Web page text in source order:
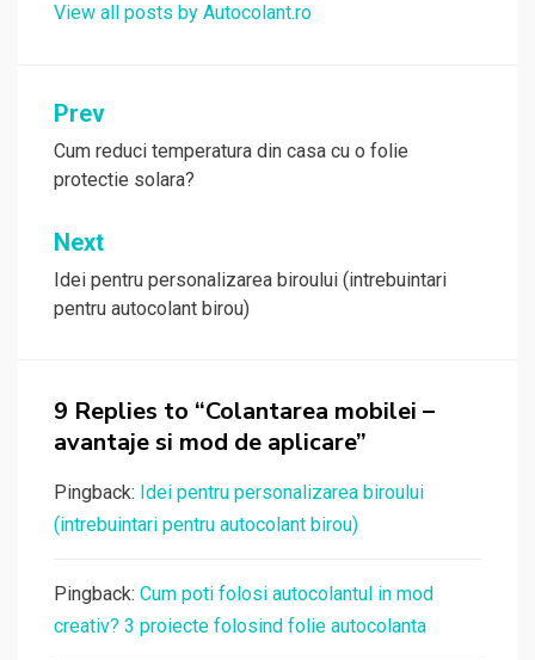
View all posts by Autocolant.ro
Navigare
în
articole
Prev
Cum reduci temperatura din casa cu o folie
protectie solara?
Next
Idei pentru personalizarea biroului (intrebuintari
pentru autocolant birou)
9 Replies to “Colantarea mobilei –
avantaje si mod de aplicare”
Pingback: Idei pentru personalizarea biroului
(intrebuintari pentru autocolant birou)
Pingback: Cum poti folosi autocolantul in mod
creativ? 3 proiecte folosind folie autocolanta